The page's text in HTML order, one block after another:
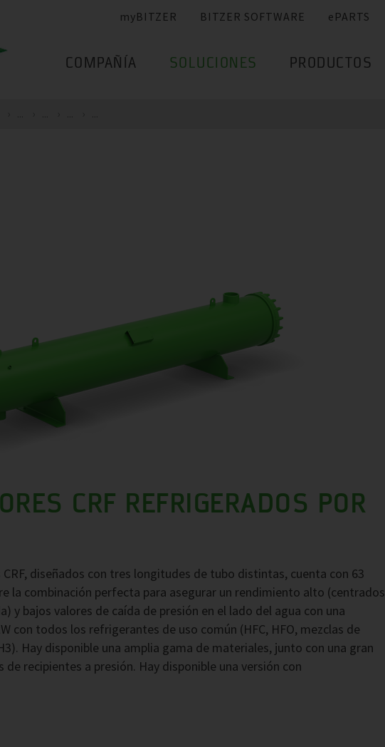
myBITZER BITZER SOFTWARE ePARTS
COMPAÑÍA SOLUCIONES PRODUCTOS
CRF REFRIGERADOS POR
diseñados con tres longitudes de tubo distintas, cuenta con 63
la combinación perfecta para asegurar un rendimiento alto (centrados
y bajos valores de caída de presión en el lado del agua con una
con todos los refrigerantes de uso común (HFC, HFO, mezclas de
Hay disponible una amplia gama de materiales, junto con una gran
recipientes a presión. Hay disponible una versión con